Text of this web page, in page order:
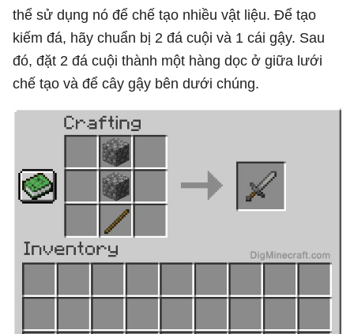
thể sử dụng nó để chế tạo nhiều vật liệu. Để tạo
kiếm đá, hãy chuẩn bị 2 đá cuội và 1 cái gậy. Sau
đó, đặt 2 đá cuội thành một hàng dọc ở giữa lưới
chế tạo và để cây gậy bên dưới chúng.